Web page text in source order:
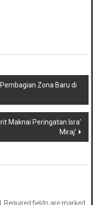
Zona Baru di
Maknai Peringatan Isra’
Miraj’
Required fields are marked